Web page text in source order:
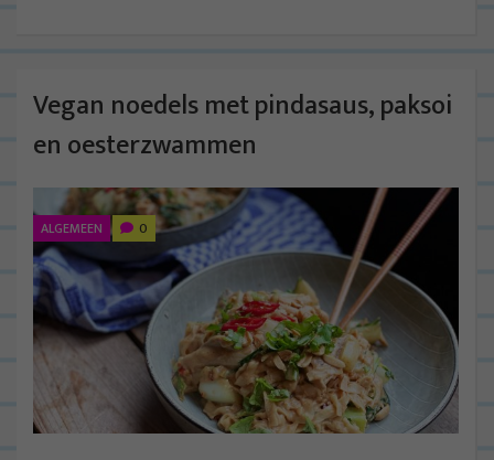
Vegan noedels met pindasaus, paksoi
en oesterzwammen
ALGEMEEN 0